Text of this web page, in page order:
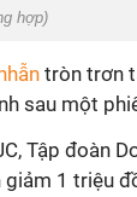
hợp)
tròn trơn
sau một
Tập đoàn
giảm 1 triệu